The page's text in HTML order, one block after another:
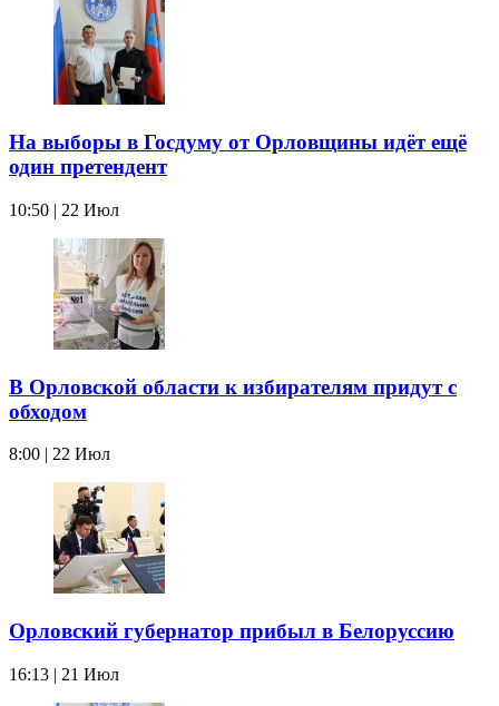
На выборы в Госдуму от Орловщины идёт ещё
один претендент
10:50 | 22 Июл
В Орловской области к избирателям придут с
обходом
8:00 | 22 Июл
Орловский губернатор прибыл в Белоруссию
16:13 | 21 Июл